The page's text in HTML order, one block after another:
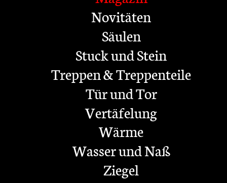
Novitäten
Säulen
Stuck und Stein
Treppen & Treppenteile
Tür und Tor
Vertäfelung
Wärme
Wasser und Naß
Ziegel